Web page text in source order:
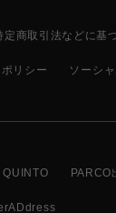
定商取引法などに基
リシー ソーシ
PARCO